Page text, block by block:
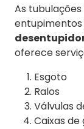
As
entupimentos
oferece
Esgoto
Ralos
Válvulas
Caixas